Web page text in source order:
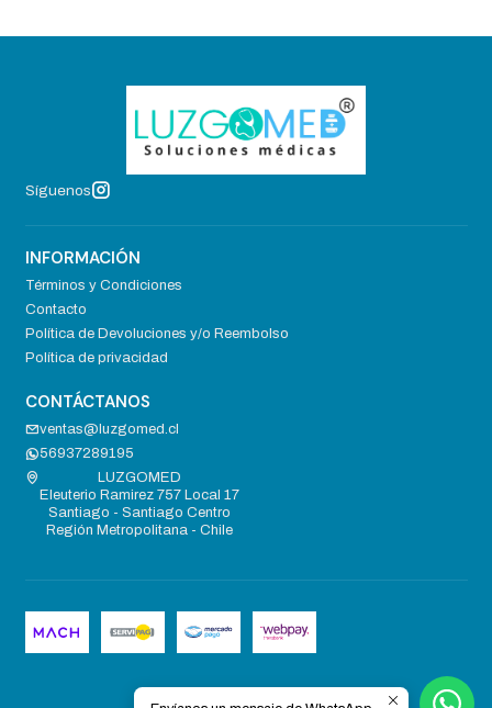
Síguenos
INFORMACIÓN
Términos y Condiciones
Contacto
Política de Devoluciones y/o Reembolso
Política de privacidad
CONTÁCTANOS
ventas@luzgomed.cl
56937289195
LUZGOMED
Eleuterio Ramirez 757 Local 17
Santiago - Santiago Centro
Región Metropolitana - Chile